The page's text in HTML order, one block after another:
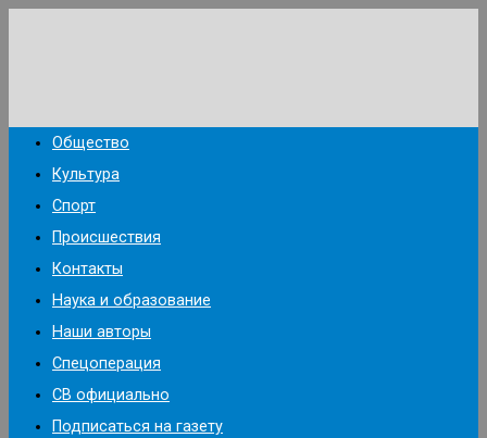
Общество
Культура
Спорт
Происшествия
Контакты
Наука и образование
Наши авторы
Спецоперация
СВ официально
Подписаться на газету